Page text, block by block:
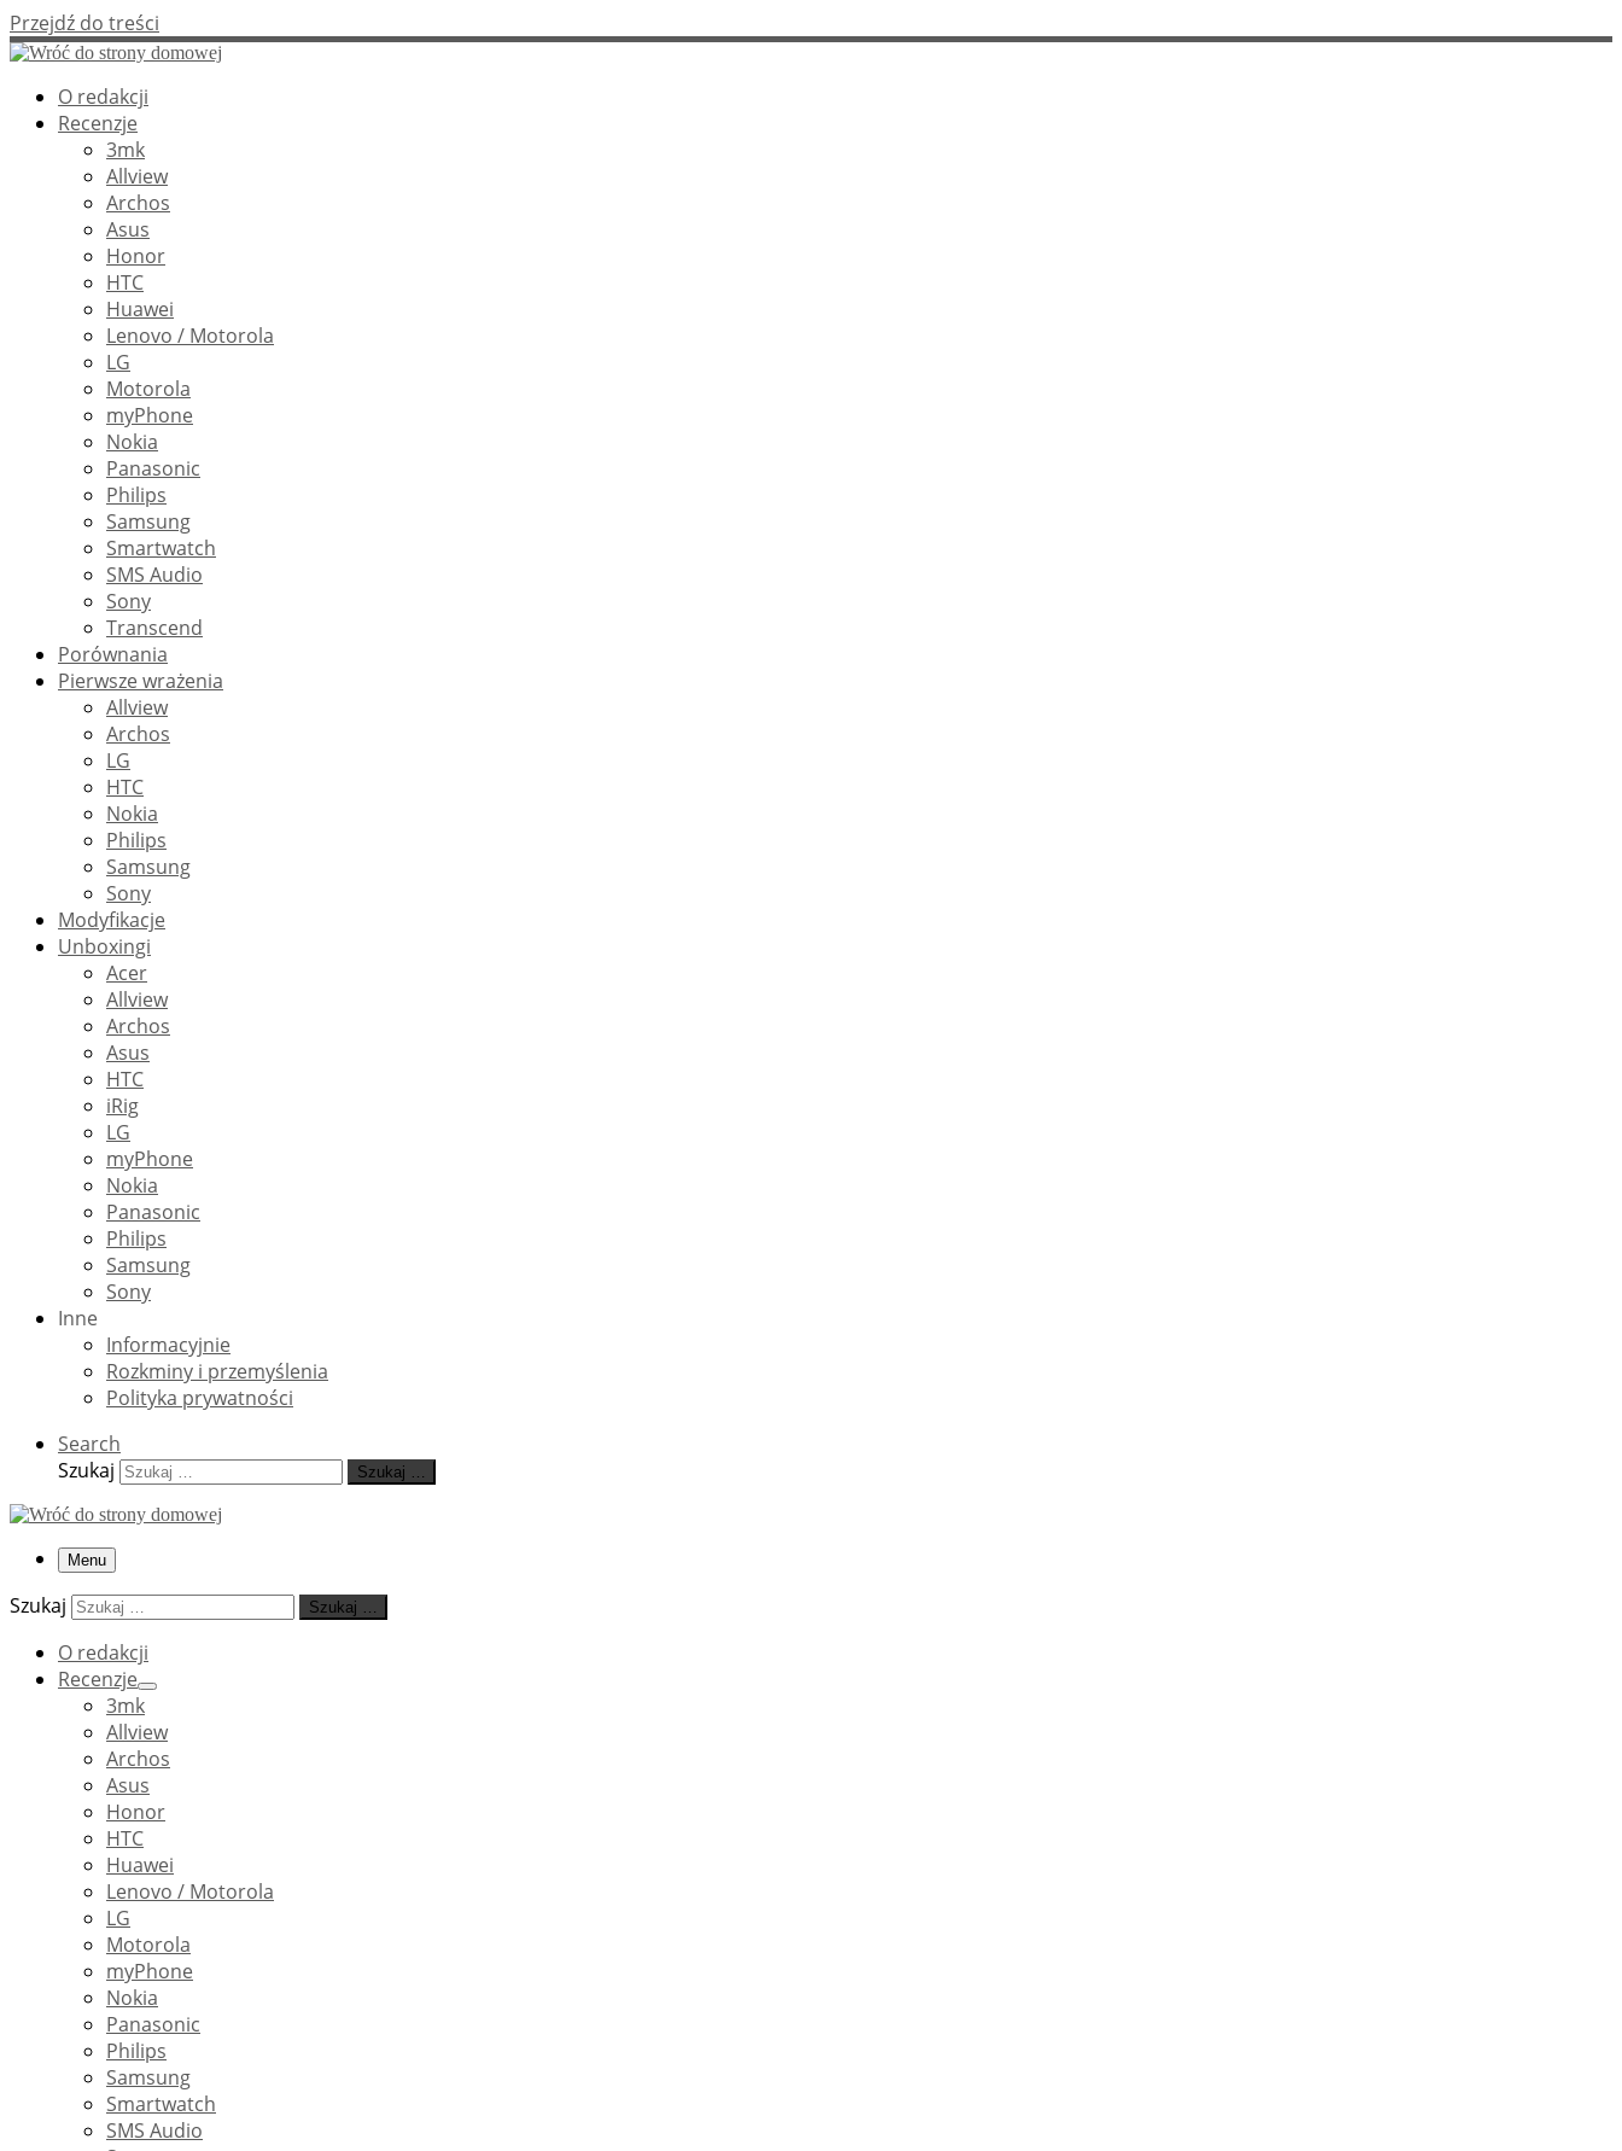
Przejdź do treści
O redakcji
Recenzje
3mk
Allview
Archos
Asus
Honor
HTC
Huawei
Lenovo / Motorola
LG
Motorola
myPhone
Nokia
Panasonic
Philips
Samsung
Smartwatch
SMS Audio
Sony
Transcend
Porównania
Pierwsze wrażenia
Allview
Archos
LG
HTC
Nokia
Philips
Samsung
Sony
Modyfikacje
Unboxingi
Acer
Allview
Archos
Asus
HTC
iRig
LG
myPhone
Nokia
Panasonic
Philips
Samsung
Sony
Inne
Informacyjnie
Rozkminy i przemyślenia
Polityka prywatności
Search
Szukaj
Szukaj …
Menu
Szukaj Szukaj …
O redakcji
Recenzje
3mk
Allview
Archos
Asus
Honor
HTC
Huawei
Lenovo / Motorola
LG
Motorola
myPhone
Nokia
Panasonic
Philips
Samsung
Smartwatch
SMS Audio